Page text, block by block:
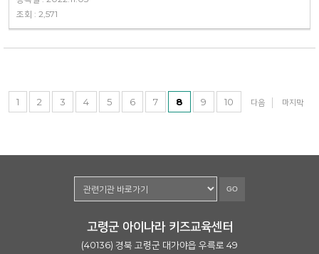
조회 : 2,571
1 2 3 4 5 6 7 8 9 10 다음 마지막
고령군 아이나라 키즈교육센터
(40136) 경북 고령군 대가야읍 우륵로 49
GO